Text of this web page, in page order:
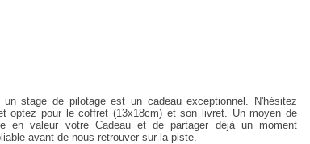
un stage de pilotage est un cadeau exceptionnel. N'hésitez
optez pour le coffret (13x18cm) et son livret. Un moyen de
en valeur votre Cadeau et de partager déjà un moment
avant de nous retrouver sur la piste.